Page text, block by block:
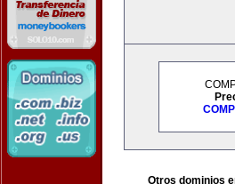
Otros dominios